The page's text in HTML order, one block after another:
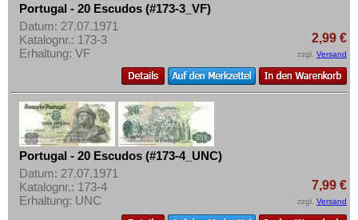
Portugal - 20 Escudos (#173-3_VF)
Datum: 27.07.1971
Katalognr.: 173-3
Erhaltung: VF
2,99 €
zzgl. Versand
Portugal - 20 Escudos (#173-4_UNC)
Datum: 27.07.1971
Katalognr.: 173-4
Erhaltung: UNC
7,99 €
zzgl. Versand